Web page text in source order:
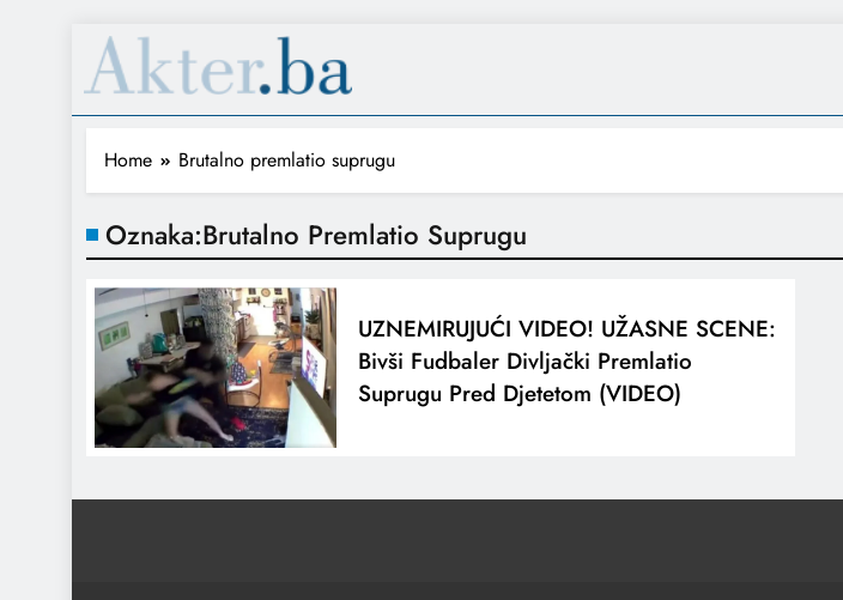
Home Brutalno premlatio suprugu
Oznaka:Brutalno Premlatio Suprugu
UZNEMIRUJUĆI VIDEO! UŽASNE SCENE:
Bivši Fudbaler Divljački Premlatio
Suprugu Pred Djetetom (VIDEO)